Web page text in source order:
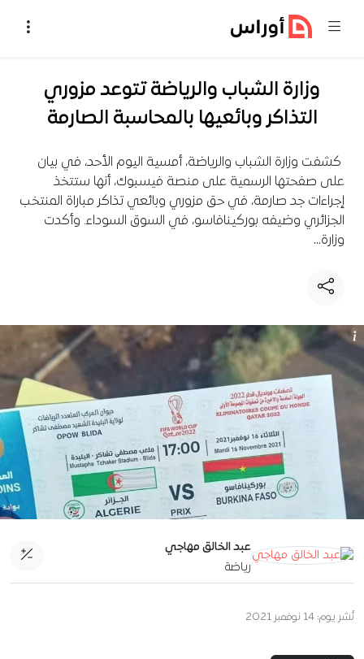
وزارة الشباب والرياضة تتوعد مزوري
التذاكر وبائعيها بالمحاسبة الصارمة
كشفت وزارة الشباب والرياضة، أمسية اليوم الأحد، في بيان
على صفحتها الرسمية على منصة فيسبوك، أنها ستتخذ
إجراءات جد صارمة، في حق مزوري وبائعي تذاكر مباراة المنتخب
الجزائري وضيفه بوركينافاسو، في السوق السوداء. وأكدت
وزارة…
عبد الخالق مهاجي
رياضة
نُشر يوم: 14 نوفمبر 2021